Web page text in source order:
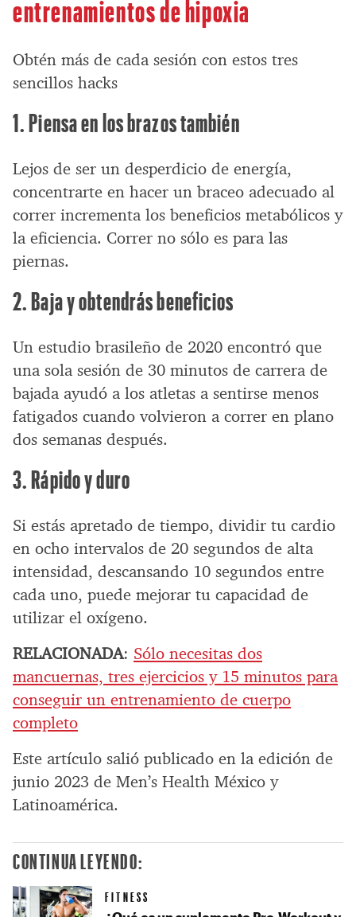
entrenamientos de hipoxia
Obtén más de cada sesión con estos tres
sencillos hacks
1. Piensa en los brazos también
Lejos de ser un desperdicio de energía,
concentrarte en hacer un braceo adecuado al
correr incrementa los beneficios metabólicos y
la eficiencia. Correr no sólo es para las
piernas.
2. Baja y obtendrás beneficios
Un estudio brasileño de 2020 encontró que
una sola sesión de 30 minutos de carrera de
bajada ayudó a los atletas a sentirse menos
fatigados cuando volvieron a correr en plano
dos semanas después.
3. Rápido y duro
Si estás apretado de tiempo, dividir tu cardio
en ocho intervalos de 20 segundos de alta
intensidad, descansando 10 segundos entre
cada uno, puede mejorar tu capacidad de
utilizar el oxígeno.
RELACIONADA: Sólo necesitas dos
mancuernas, tres ejercicios y 15 minutos para
conseguir un entrenamiento de cuerpo
completo
Este artículo salió publicado en la edición de
junio 2023 de Men’s Health México y
Latinoamérica.
CONTINUA LEYENDO:
FITNESS